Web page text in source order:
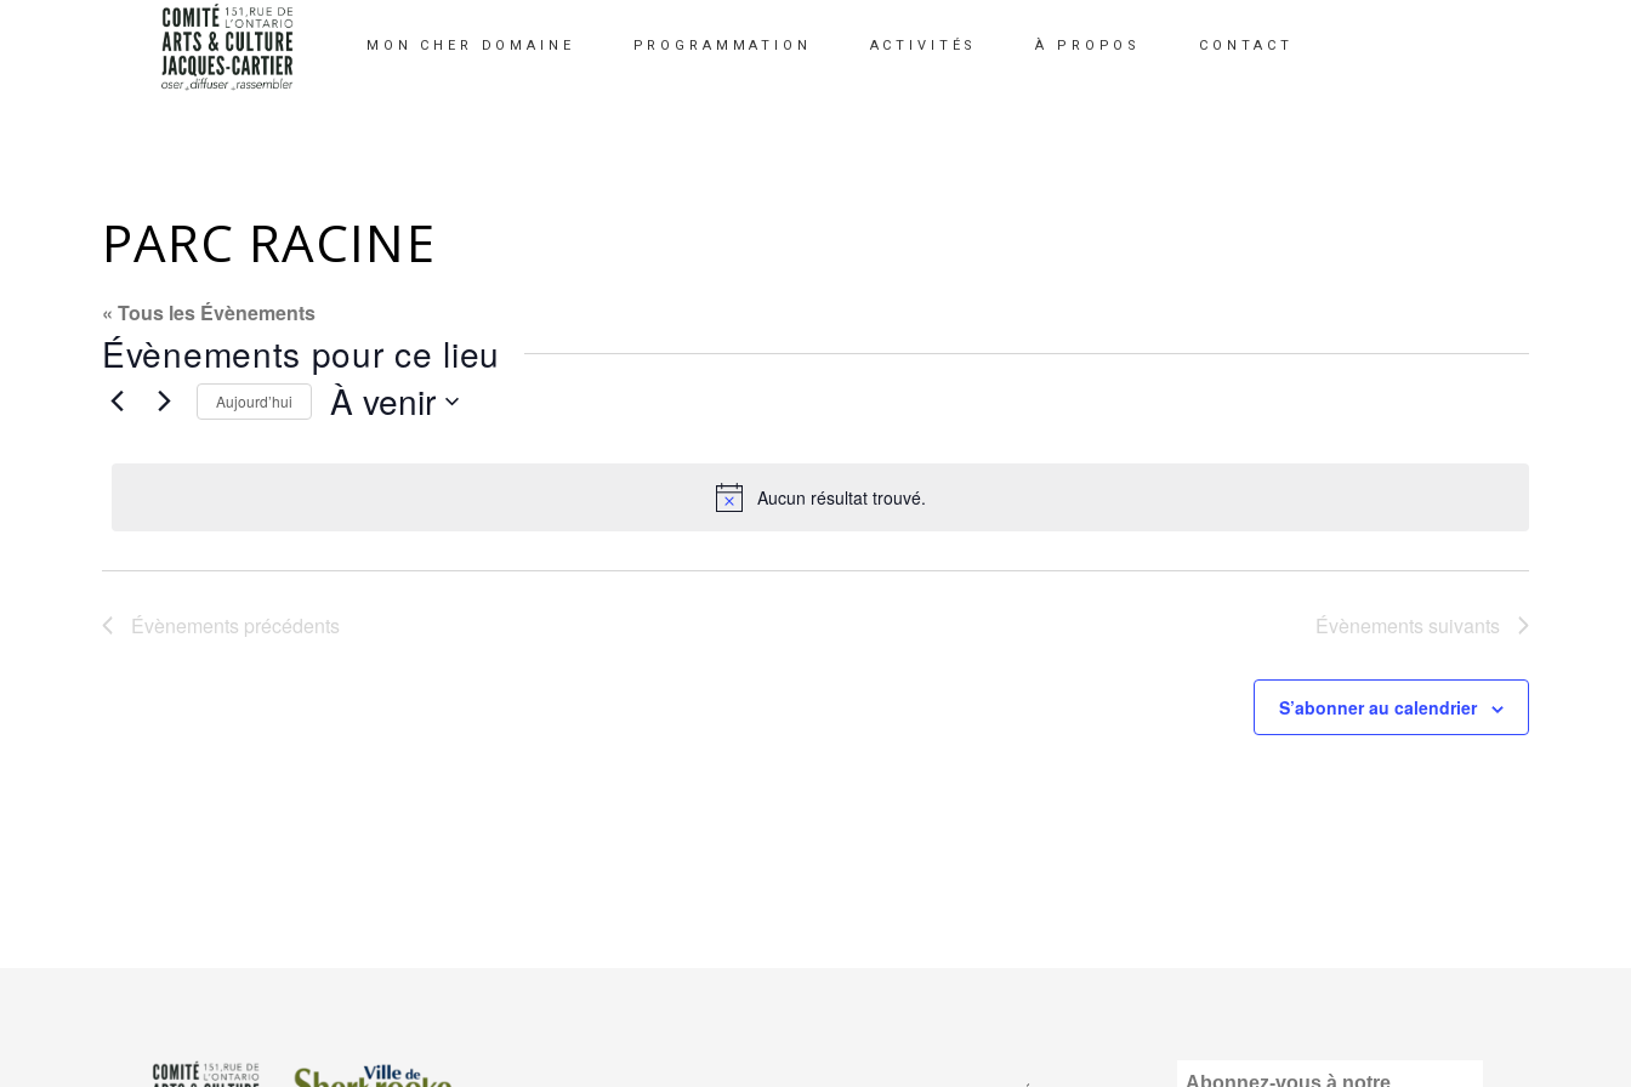
MON CHER DOMAINE PROGRAMMATION ACTIVITÉS À PROPOS CONTACT
PARC RACINE
« Tous les Évènements
Évènements pour ce lieu
Notice
Aucun résultat trouvé.
Aujourd’hui À venir
Évènements précédents Évènements suivants
S’abonner au calendrier
Abonnez-vous à notre